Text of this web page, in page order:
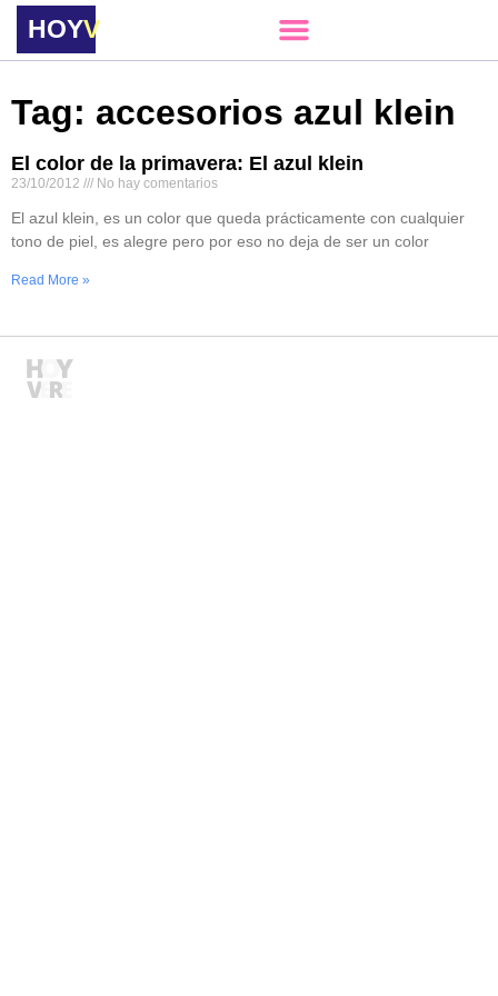
HOYVERE
Tag: accesorios azul klein
El color de la primavera: El azul klein
23/10/2012 No hay comentarios
El azul klein, es un color que queda prácticamente con cualquier
tono de piel, es alegre pero por eso no deja de ser un color
Read More »